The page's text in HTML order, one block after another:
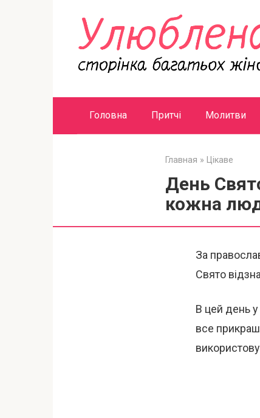
Головна Притчі Молитви
Главная » Цікаве
День
кожна
За
Свято
В цей день у
все